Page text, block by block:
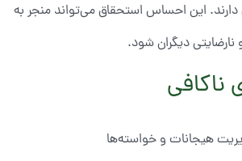
این احساس استحقاق می‌تواند منجر به
نارضایتی دیگران شود.
ناکافی
هیجانات و خواسته‌ها